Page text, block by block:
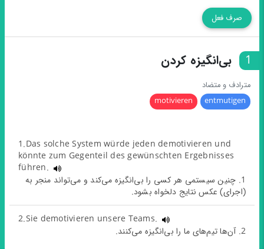
صرف فعل
1 بی‌انگیزه‌ کردن
مترادف و متضاد
entmutigen
motivieren
1.Das solche System würde jeden demotivieren und
könnte zum Gegenteil des gewünschten Ergebnisses
führen.
1. چنین سیستمی هر کسی را بی‌انگیزه می‌کند و می‌تواند منجر به
(اجرای) عکس نتایج دلخواه بشود.
2.Sie demotivieren unsere Teams.
2. آن‌ها تیم‌های ما را بی‌انگیزه می‌کنند.